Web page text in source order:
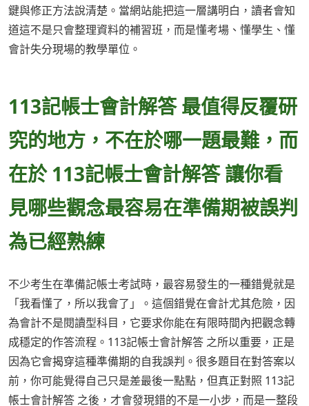
鍵與修正方法說清楚。當網站能把這一層講明白，讀者會知
道這不是只會整理資料的補習班，而是懂考場、懂學生、懂
會計失分現場的教學單位。
113記帳士會計解答 最值得反覆研
究的地方，不在於哪一題最難，而
在於 113記帳士會計解答 讓你看
見哪些觀念最容易在準備期被誤判
為已經熟練
不少考生在準備記帳士考試時，最容易發生的一種錯覺就是
「我看懂了，所以我會了」。這個錯覺在會計尤其危險，因
為會計不是閱讀型科目，它要求你能在有限時間內把觀念轉
成穩定的作答流程。113記帳士會計解答 之所以重要，正是
因為它會揭穿這種準備期的自我誤判。很多題目在對答案以
前，你可能覺得自己只是差最後一點點，但真正對照 113記
帳士會計解答 之後，才會發現錯的不是一小步，而是一整段